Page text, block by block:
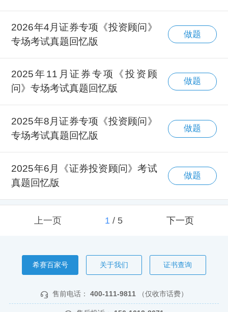
2026年4月证券专项《投资顾问》
专场考试真题回忆版
做题
2025年11月证券专项《投资顾
问》专场考试真题回忆版
做题
2025年8月证券专项《投资顾问》
专场考试真题回忆版
做题
2025年6月《证券投资顾问》考试
真题回忆版
做题
上一页 1/ 5 下一页
希赛百家号 关于我们 证书查询
售前电话： 400-111-9811 （仅收市话费）